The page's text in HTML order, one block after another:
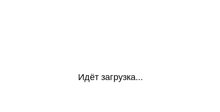
Идёт загрузка...